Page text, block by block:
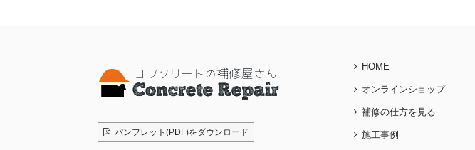
パンフレット(PDF)をダウンロード
HOME
オンラインショップ
補修の仕方を見る
施工事例